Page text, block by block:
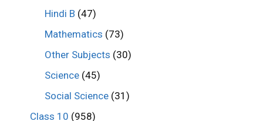
Hindi B (47)
Mathematics (73)
Other Subjects (30)
Science (45)
Social Science (31)
Class 10 (958)